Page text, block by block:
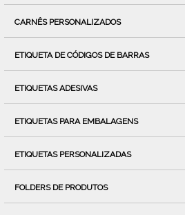
CARNÊS PERSONALIZADOS
ETIQUETA DE CÓDIGOS DE BARRAS
ETIQUETAS ADESIVAS
ETIQUETAS PARA EMBALAGENS
ETIQUETAS PERSONALIZADAS
FOLDERS DE PRODUTOS